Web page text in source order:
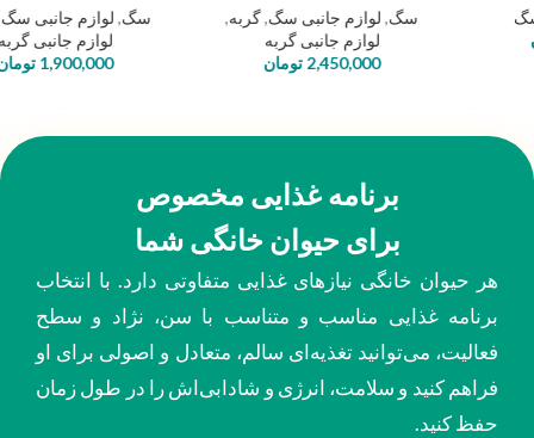
لوازم جانبی سگ, گربه ,
لوازم جانبی گربه
تومان
سگ لوازم جانبی سگ, گربه ,
لوازم جانبی گربه
تومان
برنامه غذایی مخصوص
برای حیوان خانگی شما
هر حیوان خانگی نیازهای غذایی متفاوتی دارد. با انتخاب
برنامه غذایی مناسب و متناسب با سن، نژاد و سطح
فعالیت، می‌توانید تغذیه‌ای سالم، متعادل و اصولی برای او
فراهم کنید و سلامت، انرژی و شادابی‌اش را در طول زمان
حفظ کنید.